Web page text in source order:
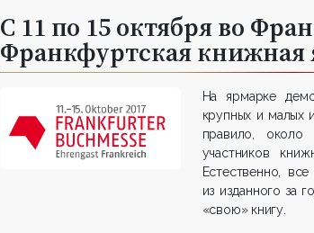
С 11 по 15 октября во
Франкфуртская книжная
На ярмарке
крупных и малых
правило, около
участников
Естественно,
из изданного за
«свою» книгу.